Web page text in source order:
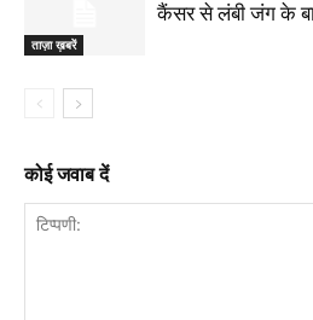
ताज़ा ख़बरें
कैंसर से लंबी जंग के
कोई जवाब दें